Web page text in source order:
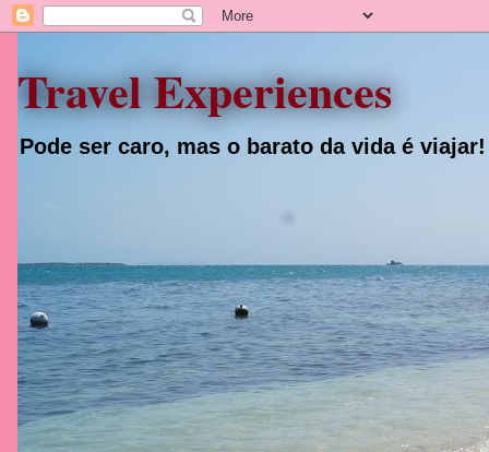
Travel Experiences
Pode ser caro, mas o barato da vida é viajar!